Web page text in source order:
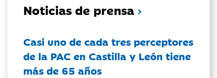
Noticias de prensa
Casi uno de cada tres perceptores
de la PAC en Castilla y León tiene
más de 65 años